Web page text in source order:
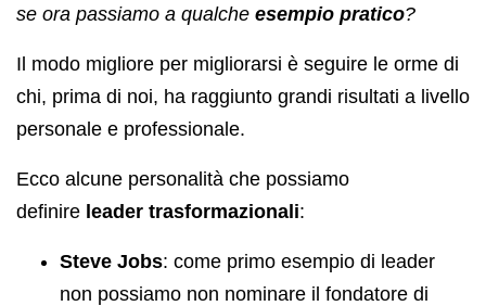
se ora passiamo a qualche esempio pratico?
Il modo migliore per migliorarsi è seguire le orme di
chi, prima di noi, ha raggiunto grandi risultati a livello
personale e professionale.
Ecco alcune personalità che possiamo
definire leader trasformazionali:
Steve Jobs: come primo esempio di leader
non possiamo non nominare il fondatore di